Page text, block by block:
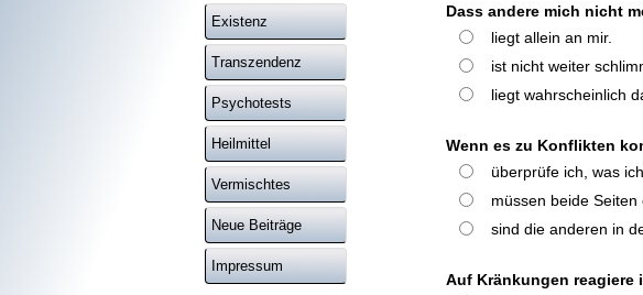
Existenz
Transzendenz
Psychotests
Heilmittel
Vermischtes
Neue Beiträge
Impressum
Dass andere mich nicht
liegt allein an mir.
ist nicht weiter
liegt wahrscheinlich
Wenn es zu Konflikten
überprüfe ich, was
müssen beide Seiten
sind die anderen in
Auf Kränkungen reagiere